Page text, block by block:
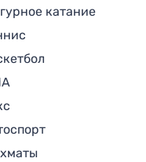
катание